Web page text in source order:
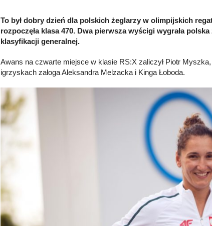
To był dobry dzień dla polskich żeglarzy w olimpijskich
rozpoczęła klasa 470. Dwa pierwsza wyścigi wygrała
klasyfikacji generalnej.
Awans na czwarte miejsce w klasie RS:X zaliczył Piotr
igrzyskach załoga Aleksandra Melzacka i Kinga Łoboda.